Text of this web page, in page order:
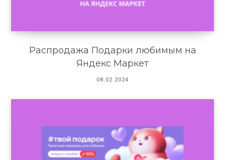
Распродажа Подарки любимым на
Яндекс Маркет
08.02.2024